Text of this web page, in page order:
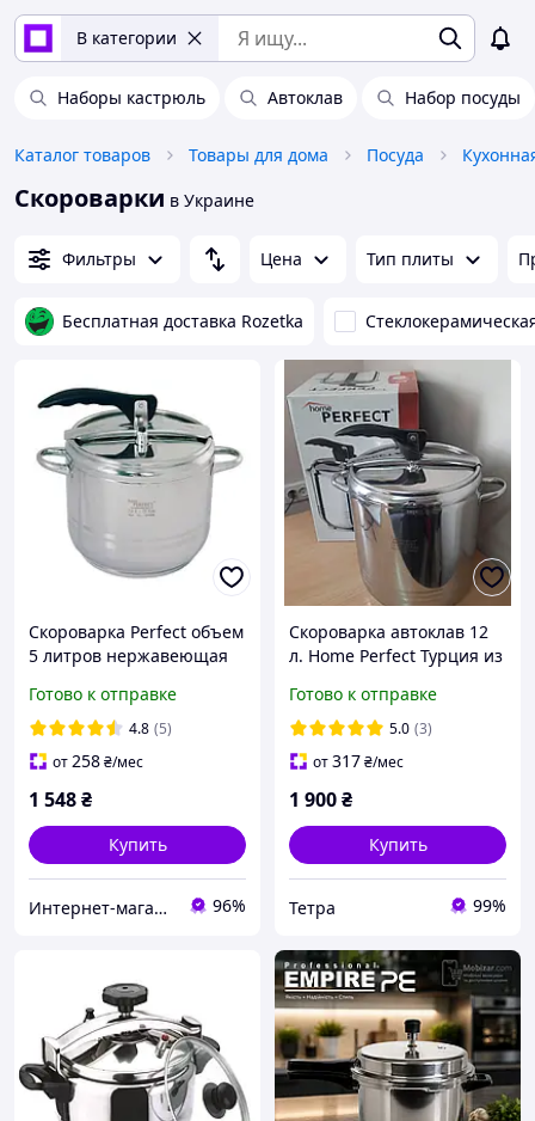
В категории
Наборы кастрюль Автоклав Набор посуды
Каталог товаров Товары для дома Посуда
Скороварки в Украине
Фильтры Цена Тип плиты
Бесплатная доставка Rozetka
Скороварка Perfect объем
5 литров нержавеющая
Готово к отправке
4.8 (5)
от258₴/мес
1 548₴
Купить
Интернет-магазин электро-бытовых товаров "Восторг" 96%
Скороварка автоклав 12
л. Home Perfect Турция из
Готово к отправке
5.0 (3)
от317₴/мес
1 900₴
Купить
Тетра 99%